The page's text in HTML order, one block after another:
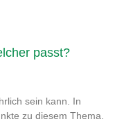
passt?
sein kann. In
zu diesem Thema.